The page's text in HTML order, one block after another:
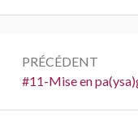
de
l’article
PRÉCÉDENT
Précédent :
#11-Mise en